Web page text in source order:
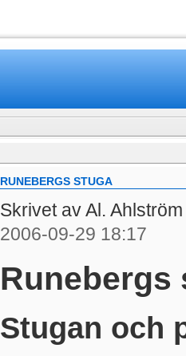
RUNEBERGS STUGA
Skrivet av Al.
2006-09-29 18:17
Runebergs
Stugan och